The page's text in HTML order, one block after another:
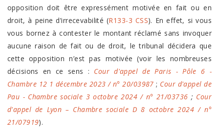
opposition doit être expressément motivée en fait ou en
droit, à peine d’irrecevabilité (R133-3 CSS). En effet, si vous
vous bornez à contester le montant réclamé sans invoquer
aucune raison de fait ou de droit, le tribunal décidera que
cette opposition n’est pas motivée (voir les nombreuses
décisions en ce sens : Cour d'appel de Paris - Pôle 6 -
Chambre 12 1 décembre 2023 / n° 20/03987 ; Cour d'appel de
Pau - Chambre sociale 3 octobre 2024 / n° 21/03736 ; Cour
d'appel de Lyon – Chambre sociale D 8 octobre 2024 / n°
21/07919).